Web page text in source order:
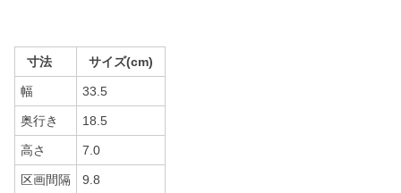
寸法 サイズ(cm)
幅 33.5
奥行き 18.5
高さ 7.0
区画間隔 9.8